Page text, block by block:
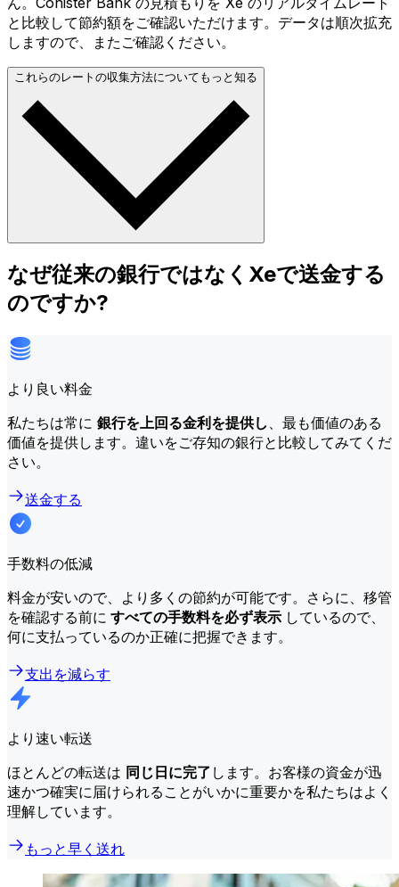
と比較して節約額をご確認いただけます。データは順次拡充
しますので、またご確認ください。
これらのレートの収集方法についてもっと知る
なぜ従来の銀行ではなくXeで送金する
のですか?
より良い料金
私たちは常に 銀行を上回る金利を提供し 、最も価値のある
価値を提供します。違いをご存知の銀行と比較してみてくだ
さい。
送金する
手数料の低減
料金が安いので、より多くの節約が可能です。さらに、移管
を確認する前に すべての手数料を必ず表示 しているので、
何に支払っているのか正確に把握できます。
支出を減らす
より速い転送
ほとんどの転送は 同じ日に完了 します。お客様の資金が迅
速かつ確実に届けられることがいかに重要かを私たちはよく
理解しています。
もっと早く送れ